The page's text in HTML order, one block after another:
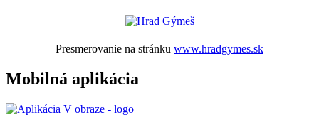
Presmerovanie na stránku www.hradgymes.sk
Mobilná aplikácia